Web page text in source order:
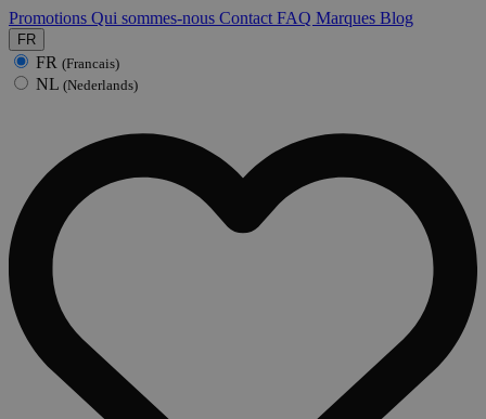
Promotions Qui sommes-nous Contact FAQ Marques Blog
FR
FR (Francais)
NL (Nederlands)